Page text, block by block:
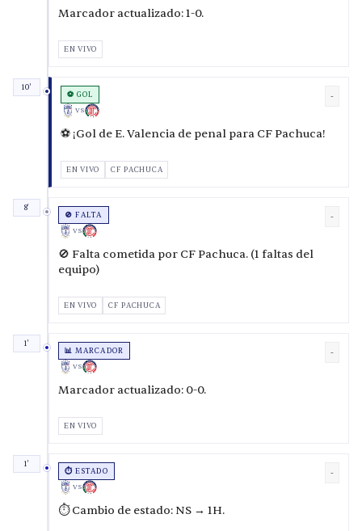
Marcador actualizado: 1-0.
EN VIVO
10'
⚽ GOL
VS
-
⚽ ¡Gol de E. Valencia de penal para CF Pachuca!
EN VIVO CF PACHUCA
8'
🚫 FALTA
VS
-
🚫 Falta cometida por CF Pachuca. (1 faltas del
equipo)
EN VIVO CF PACHUCA
1'
📊 MARCADOR
VS
-
Marcador actualizado: 0-0.
EN VIVO
1'
⏱️ ESTADO
VS
-
⏱️ Cambio de estado: NS → 1H.